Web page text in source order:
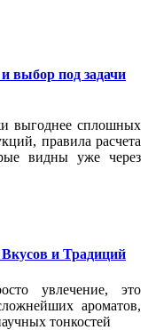
выбор под задачи
выгоднее сплошных
правила расчета
видны уже через
и Традиций
увлечение, это
ароматов,
тонкостей